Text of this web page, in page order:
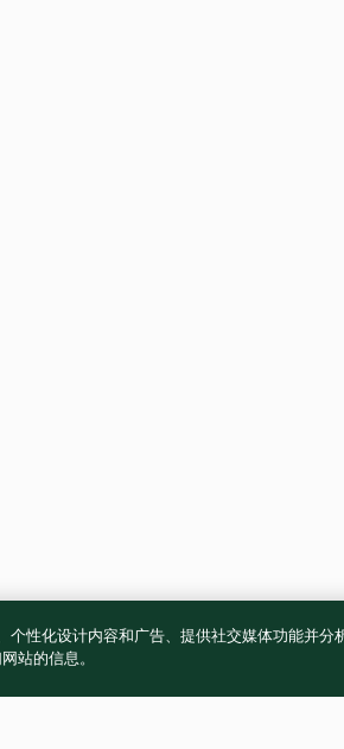
个性化设计内容和广告、提供社交媒体功能并分
站的信息。